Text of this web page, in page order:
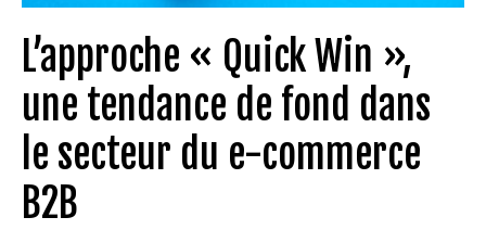
L’approche « Quick Win »,
une tendance de fond dans
le secteur du e-commerce
B2B